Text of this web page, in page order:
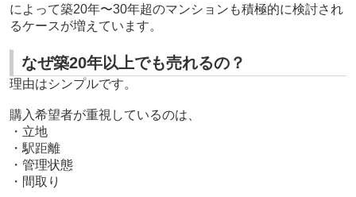
によって築20年〜30年超のマンションも積極的に検討され
るケースが増えています。
なぜ築20年以上でも売れるの？
理由はシンプルです。
購入希望者が重視しているのは、
・立地
・駅距離
・管理状態
・間取り